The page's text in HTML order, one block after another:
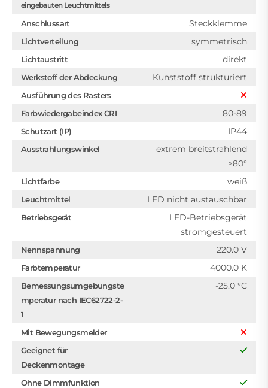
eingebauten Leuchtmittels
Anschlussart Steckklemme
Lichtverteilung symmetrisch
Lichtaustritt direkt
Werkstoff der Abdeckung Kunststoff strukturiert
Ausführung des Rasters
Farbwiedergabeindex CRI
80-89
Schutzart (IP) IP44
Ausstrahlungswinkel
extrem breitstrahlend
>80°
Lichtfarbe weiß
Leuchtmittel LED nicht austauschbar
Betriebsgerät
LED-Betriebsgerät
stromgesteuert
Nennspannung 220.0 V
Farbtemperatur 4000.0 K
Bemessungsumgebungste
mperatur nach IEC62722-2-
1
-25.0 °C
Mit Bewegungsmelder
Geeignet für
Deckenmontage
Ohne Dimmfunktion